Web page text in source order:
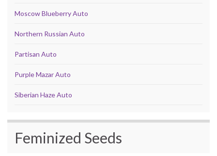
Moscow Blueberry Auto
Northern Russian Auto
Partisan Auto
Purple Mazar Auto
Siberian Haze Auto
Feminized Seeds